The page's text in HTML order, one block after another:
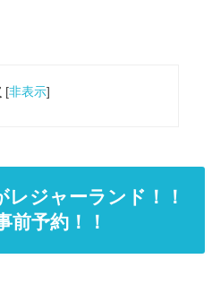
[非表示]
レジャーランド！！
前予約！！